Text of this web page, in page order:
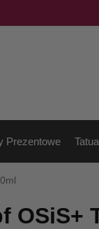
Prezentowe
OSiS+